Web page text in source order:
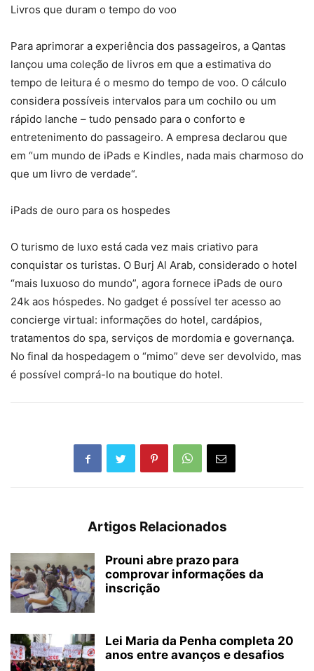
Livros que duram o tempo do voo
Para aprimorar a experiência dos passageiros, a Qantas
lançou uma coleção de livros em que a estimativa do
tempo de leitura é o mesmo do tempo de voo. O cálculo
considera possíveis intervalos para um cochilo ou um
rápido lanche – tudo pensado para o conforto e
entretenimento do passageiro. A empresa declarou que
em “um mundo de iPads e Kindles, nada mais charmoso do
que um livro de verdade“.
iPads de ouro para os hospedes
O turismo de luxo está cada vez mais criativo para
conquistar os turistas. O Burj Al Arab, considerado o hotel
“mais luxuoso do mundo”, agora fornece iPads de ouro
24k aos hóspedes. No gadget é possível ter acesso ao
concierge virtual: informações do hotel, cardápios,
tratamentos do spa, serviços de mordomia e governança.
No final da hospedagem o “mimo” deve ser devolvido, mas
é possível comprá-lo na boutique do hotel.
Artigos Relacionados
Prouni abre prazo para
comprovar informações da
inscrição
Lei Maria da Penha completa 20
anos entre avanços e desafios